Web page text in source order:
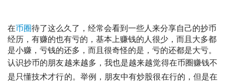
在币圈待了这么久了，经常会看到一些人来分享自己的抄币
经历，有赚的也有亏的，基本上赚钱的人很少，而且大多都
是小赚，亏钱的还多，而且很奇怪的是，亏的还都是大亏。
认识抄币的朋友越来越多，我也是越来越觉得在币圈赚钱不
是只懂技术才行的。举例，朋友中有炒股很在行的，但是在